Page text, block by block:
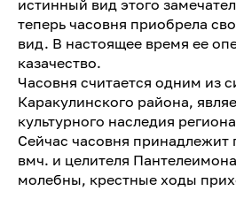
истинный вид этого
теперь часовня приобрела
вид. В настоящее время ее
казачество.
Часовня считается одним из
Каракулинского района,
культурного наследия
Сейчас часовня принадлежит
вмч. и целителя
молебны, крестные ходы